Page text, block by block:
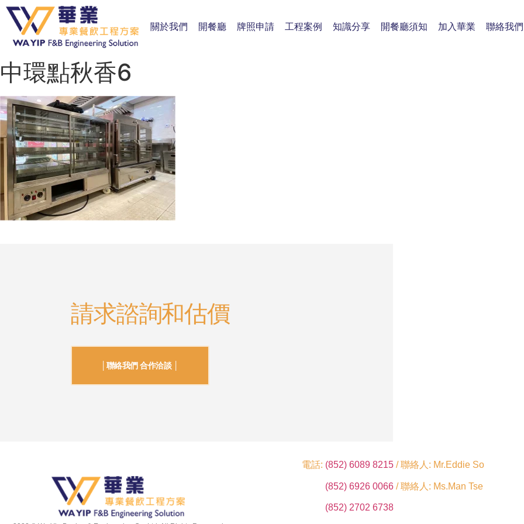
關於我們 開餐廳 牌照申請 工程案例 知識分享 開餐廳須知 加入華業 聯絡我們
中環點秋香6
請求諮詢和估價
│聯絡我們 合作洽談 │
電話: (852) 6089 8215 / 聯絡人: Mr.Eddie So
(852) 6926 0066/ 聯絡人: Ms.Man Tse
(852) 2702 6738